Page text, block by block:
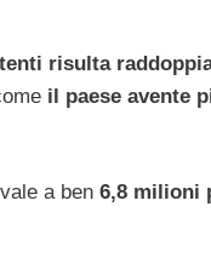
risulta
il paese avente
a ben 6,8 milioni